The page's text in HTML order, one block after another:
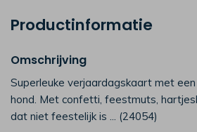
Productinformatie
Omschrijving
Superleuke verjaardagskaart met
hond. Met confetti, feestmuts,
dat niet feestelijk is ... (24054)